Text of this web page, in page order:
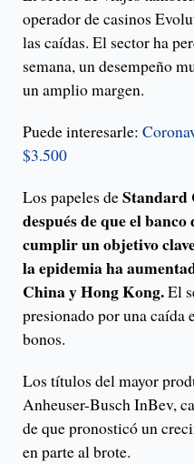
operador de casinos
las caídas. El sector ha
semana, un desempeño
un amplio margen.
Puede interesarle:
$3.500
Los papeles deStandard
después de que el
cumplir un objetivo
la epidemia ha
China y Hong Kong.El
presionado por una caída
bonos.
Los títulos del mayor
Anheuser-Busch InBev,
de que pronosticó un
en parte al brote.